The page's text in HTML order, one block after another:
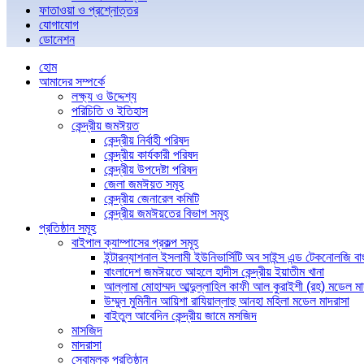
ফাতাওয়া ও প্রশ্নোত্তর
যোগাযোগ
ডোনেশন
হোম
আমাদের সম্পর্কে
লক্ষ্য ও উদ্দেশ্য
পরিচিতি ও ইতিহাস
কেন্দ্রীয় জমঈয়ত
কেন্দ্রীয় নির্বাহী পরিষদ
কেন্দ্রীয় কার্যকারী পরিষদ
কেন্দ্রীয় উপদেষ্টা পরিষদ
জেলা জমঈয়ত সমূহ
কেন্দ্রীয় জেনারেল কমিটি
কেন্দ্রীয় জমঈয়তের বিভাগ সমূহ
প্রতিষ্ঠান সমূহ
বাইপাল ক্যাম্পাসের প্রকল্প সমূহ
ইন্টারন্যাশনাল ইসলামী ইউনিভার্সিটি অব সাইন্স এন্ড টেকনোলজি
বাংলাদেশ জমঈয়তে আহলে হাদীস কেন্দ্রীয় ইয়াতীম খানা
আল্লামা মোহাম্মদ আব্দুল্লাহিল কাফী আল কুরাইশী (রহ) মডেল
উম্মুল মুমিনীন আয়িশা রাযিয়াল্লাহু আনহা মহিলা মডেল মাদরাসা
বাইতুল আবেদিন কেন্দ্রীয় জামে মসজিদ
মাসজিদ
মাদরাসা
সেবামূলক প্রতিষ্ঠান